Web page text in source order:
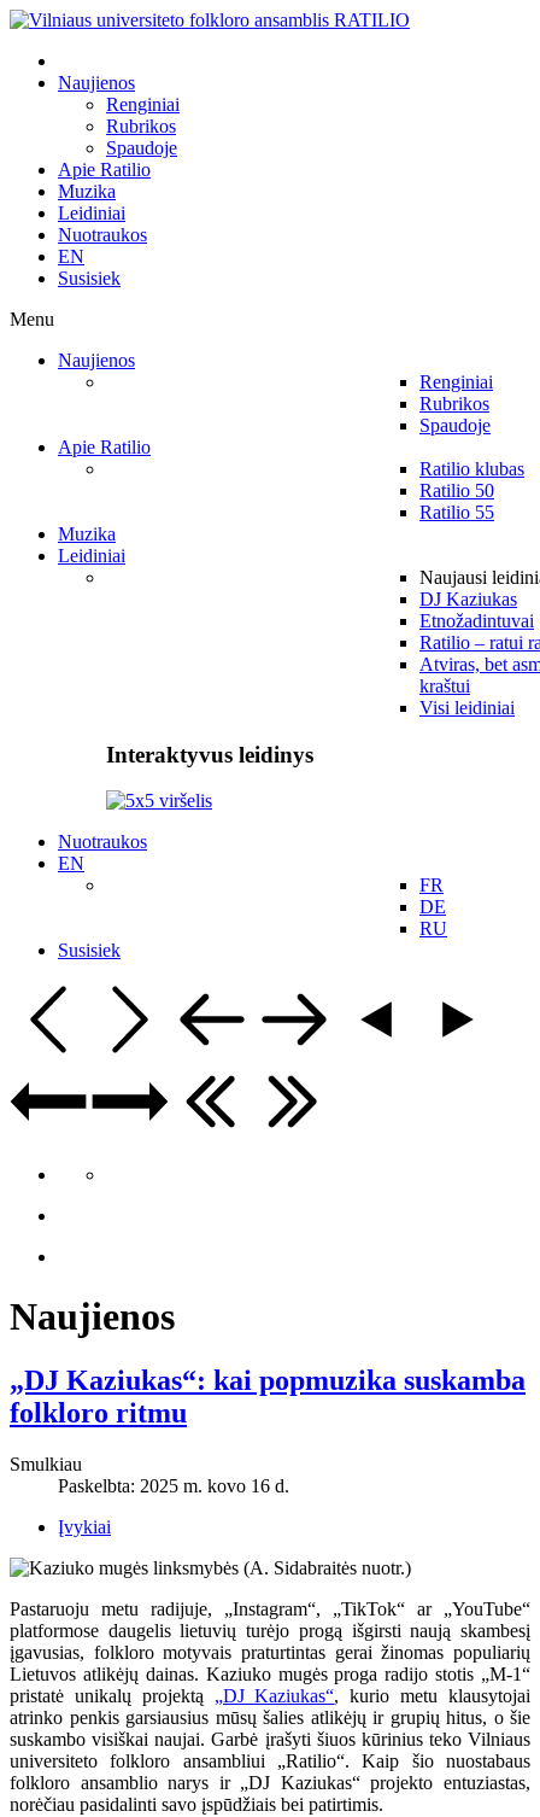
Naujienos
Renginiai
Rubrikos
Spaudoje
Apie Ratilio
Muzika
Leidiniai
Nuotraukos
EN
Susisiek
Menu
Naujienos
Renginiai
Rubrikos
Spaudoje
Apie Ratilio
Ratilio klubas
Ratilio 50
Ratilio 55
Muzika
Leidiniai
Naujausi
DJ Kaziukas
Etnožadintuvai
Ratilio – ratui
Atviras, bet
kraštui
Visi leidiniai
Interaktyvus leidinys
Nuotraukos
EN
FR
DE
RU
Susisiek
Naujienos
„DJ Kaziukas“: kai popmuzika suskamba
folkloro ritmu
Smulkiau
Paskelbta: 2025 m. kovo 16 d.
Įvykiai
Pastaruoju metu radijuje, „Instagram“, „TikTok“ ar „YouTube“
platformose daugelis lietuvių turėjo progą išgirsti naują skambesį
įgavusias, folkloro motyvais praturtintas gerai žinomas populiarių
Lietuvos atlikėjų dainas. Kaziuko mugės proga radijo stotis „M-1“
pristatė unikalų projektą „DJ Kaziukas“, kurio metu klausytojai
atrinko penkis garsiausius mūsų šalies atlikėjų ir grupių hitus, o šie
suskambo visiškai naujai. Garbė įrašyti šiuos kūrinius teko Vilniaus
universiteto folkloro ansambliui „Ratilio“. Kaip šio nuostabaus
folkloro ansamblio narys ir „DJ Kaziukas“ projekto entuziastas,
norėčiau pasidalinti savo įspūdžiais bei patirtimis.